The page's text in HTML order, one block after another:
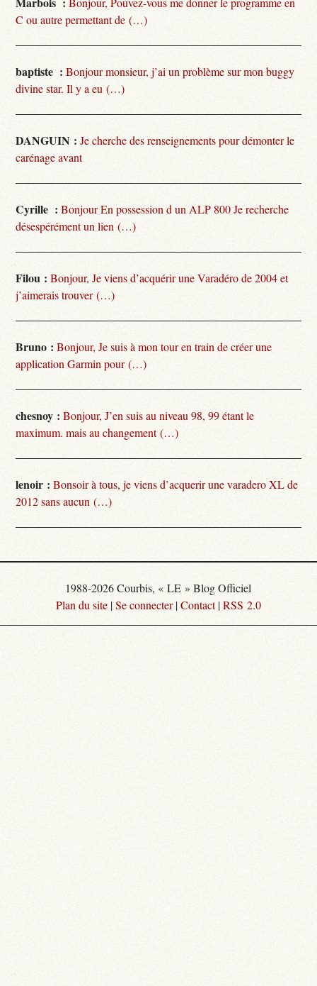
C ou autre permettant de (…)
baptiste : Bonjour monsieur, j’ai un problème sur mon buggy
divine star. Il y a eu (…)
DANGUIN : Je cherche des renseignements pour démonter le
carénage avant
Cyrille : Bonjour En possession d un ALP 800 Je recherche
désespérément un lien (…)
Filou : Bonjour, Je viens d’acquérir une Varadéro de 2004 et
j’aimerais trouver (…)
Bruno : Bonjour, Je suis à mon tour en train de créer une
application Garmin pour (…)
chesnoy : Bonjour, J’en suis au niveau 98, 99 étant le
maximum. mais au changement (…)
lenoir : Bonsoir à tous, je viens d’acquerir une varadero XL de
2012 sans aucun (…)
1988-2026 Courbis, « LE » Blog Officiel
Plan du site |Se connecter|Contact|RSS 2.0